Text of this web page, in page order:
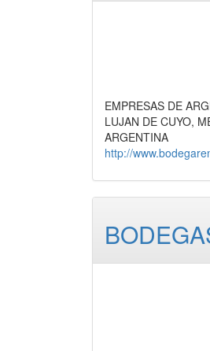
EMPRESAS DE
LUJAN DE CUYO,
ARGENTINA
http://